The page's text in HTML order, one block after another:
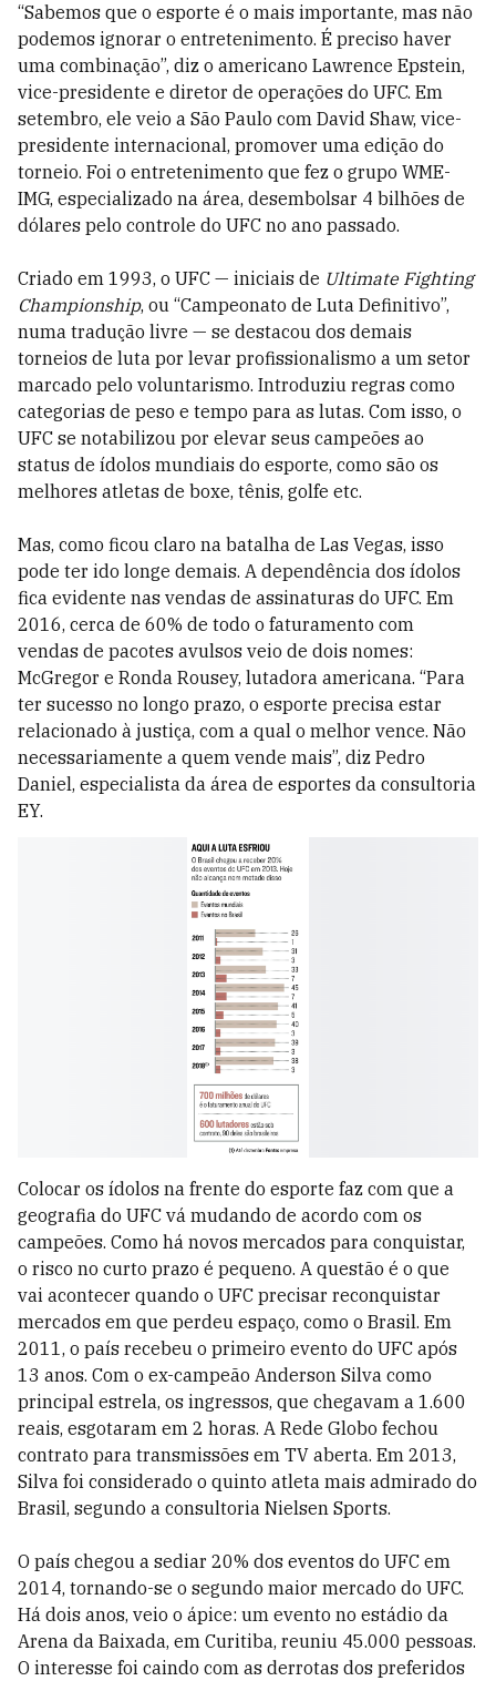
“Sabemos que o esporte é o mais importante, mas não
podemos ignorar o entretenimento. É preciso haver
uma combinação”, diz o americano Lawrence Epstein,
vice-presidente e diretor de operações do UFC. Em
setembro, ele veio a São Paulo com David Shaw, vice-
presidente internacional, promover uma edição do
torneio. Foi o entretenimento que fez o grupo WME-
IMG, especializado na área, desembolsar 4 bilhões de
dólares pelo controle do UFC no ano passado.
Criado em 1993, o UFC — iniciais de Ultimate Fighting
Championship, ou “Campeonato de Luta Definitivo”,
numa tradução livre — se destacou dos demais
torneios de luta por levar profissionalismo a um setor
marcado pelo voluntarismo. Introduziu regras como
categorias de peso e tempo para as lutas. Com isso, o
UFC se notabilizou por elevar seus campeões ao
status de ídolos mundiais do esporte, como são os
melhores atletas de boxe, tênis, golfe etc.
Mas, como ficou claro na batalha de Las Vegas, isso
pode ter ido longe demais. A dependência dos ídolos
fica evidente nas vendas de assinaturas do UFC. Em
2016, cerca de 60% de todo o faturamento com
vendas de pacotes avulsos veio de dois nomes:
McGregor e Ronda Rousey, lutadora americana. “Para
ter sucesso no longo prazo, o esporte precisa estar
relacionado à justiça, com a qual o melhor vence. Não
necessariamente a quem vende mais”, diz Pedro
Daniel, especialista da área de esportes da consultoria
EY.
Colocar os ídolos na frente do esporte faz com que a
geografia do UFC vá mudando de acordo com os
campeões. Como há novos mercados para conquistar,
o risco no curto prazo é pequeno. A questão é o que
vai acontecer quando o UFC precisar reconquistar
mercados em que perdeu espaço, como o Brasil. Em
2011, o país recebeu o primeiro evento do UFC após
13 anos. Com o ex-campeão Anderson Silva como
principal estrela, os ingressos, que chegavam a 1.600
reais, esgotaram em 2 horas. A Rede Globo fechou
contrato para transmissões em TV aberta. Em 2013,
Silva foi considerado o quinto atleta mais admirado do
Brasil, segundo a consultoria Nielsen Sports.
O país chegou a sediar 20% dos eventos do UFC em
2014, tornando-se o segundo maior mercado do UFC.
Há dois anos, veio o ápice: um evento no estádio da
Arena da Baixada, em Curitiba, reuniu 45.000 pessoas.
O interesse foi caindo com as derrotas dos preferidos